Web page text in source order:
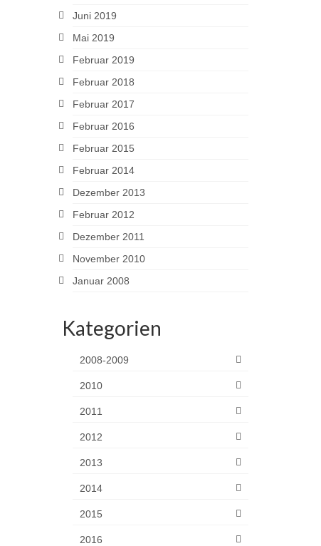
Juni 2019
Mai 2019
Februar 2019
Februar 2018
Februar 2017
Februar 2016
Februar 2015
Februar 2014
Dezember 2013
Februar 2012
Dezember 2011
November 2010
Januar 2008
Kategorien
2008-2009
2010
2011
2012
2013
2014
2015
2016